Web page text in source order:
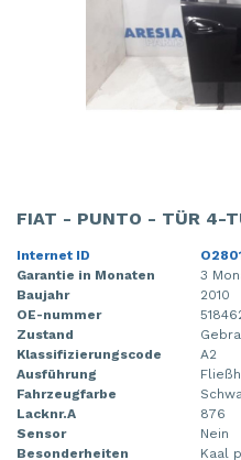
FIAT - PUNTO - TÜR 4-
Internet ID
Garantie in Monaten
3
Baujahr
2010
OE-nummer
Zustand
Klassifizierungscode
A2
Ausführung
Fahrzeugfarbe
Lacknr.A
876
Sensor
Nein
Besonderheiten
Kaal